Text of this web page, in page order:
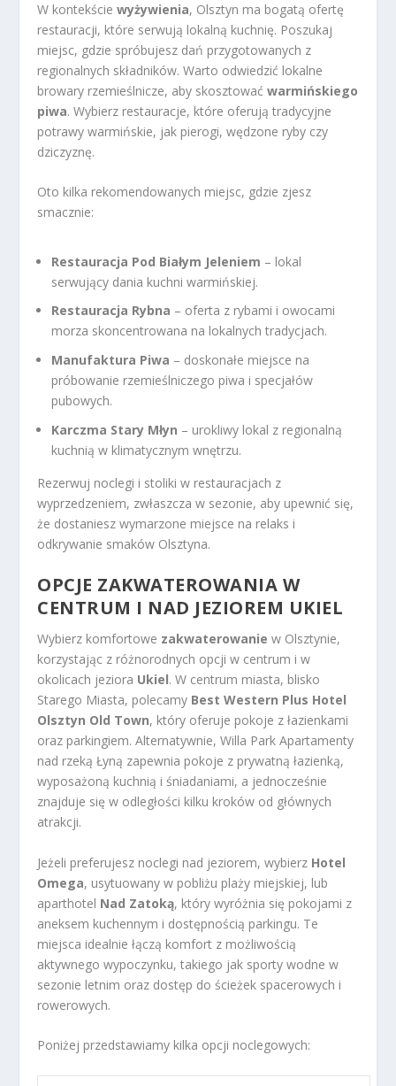
W kontekściewyżywienia, Olsztyn ma bogatą ofertę
restauracji, które serwują lokalną kuchnię. Poszukaj
miejsc, gdzie spróbujesz dań przygotowanych z
regionalnych składników. Warto odwiedzić lokalne
browary rzemieślnicze, aby skosztowaćwarmińskiego
piwa. Wybierz restauracje, które oferują tradycyjne
potrawy warmińskie, jak pierogi, wędzone ryby czy
dziczyznę.
Oto kilka rekomendowanych miejsc, gdzie zjesz
smacznie:
Restauracja Pod Białym Jeleniem – lokal
serwujący dania kuchni warmińskiej.
Restauracja Rybna – oferta z rybami i owocami
morza skoncentrowana na lokalnych tradycjach.
Manufaktura Piwa – doskonałe miejsce na
próbowanie rzemieślniczego piwa i specjałów
pubowych.
Karczma Stary Młyn – urokliwy lokal z regionalną
kuchnią w klimatycznym wnętrzu.
Rezerwuj noclegi i stoliki w restauracjach z
wyprzedzeniem, zwłaszcza w sezonie, aby upewnić się,
że dostaniesz wymarzone miejsce na relaks i
odkrywanie smaków Olsztyna.
OPCJE ZAKWATEROWANIA W
CENTRUM I NAD JEZIOREM UKIEL
Wybierz komfortowe zakwaterowanie w Olsztynie,
korzystając z różnorodnych opcji w centrum i w
okolicach jeziora Ukiel. W centrum miasta, blisko
Starego Miasta, polecamy Best Western Plus Hotel
Olsztyn Old Town, który oferuje pokoje z łazienkami
oraz parkingiem. Alternatywnie, Willa Park Apartamenty
nad rzeką Łyną zapewnia pokoje z prywatną łazienką,
wyposażoną kuchnią i śniadaniami, a jednocześnie
znajduje się w odległości kilku kroków od głównych
atrakcji.
Jeżeli preferujesz noclegi nad jeziorem, wybierz Hotel
Omega, usytuowany w pobliżu plaży miejskiej, lub
aparthotel Nad Zatoką, który wyróżnia się pokojami z
aneksem kuchennym i dostępnością parkingu. Te
miejsca idealnie łączą komfort z możliwością
aktywnego wypoczynku, takiego jak sporty wodne w
sezonie letnim oraz dostęp do ścieżek spacerowych i
rowerowych.
Poniżej przedstawiamy kilka opcji noclegowych: